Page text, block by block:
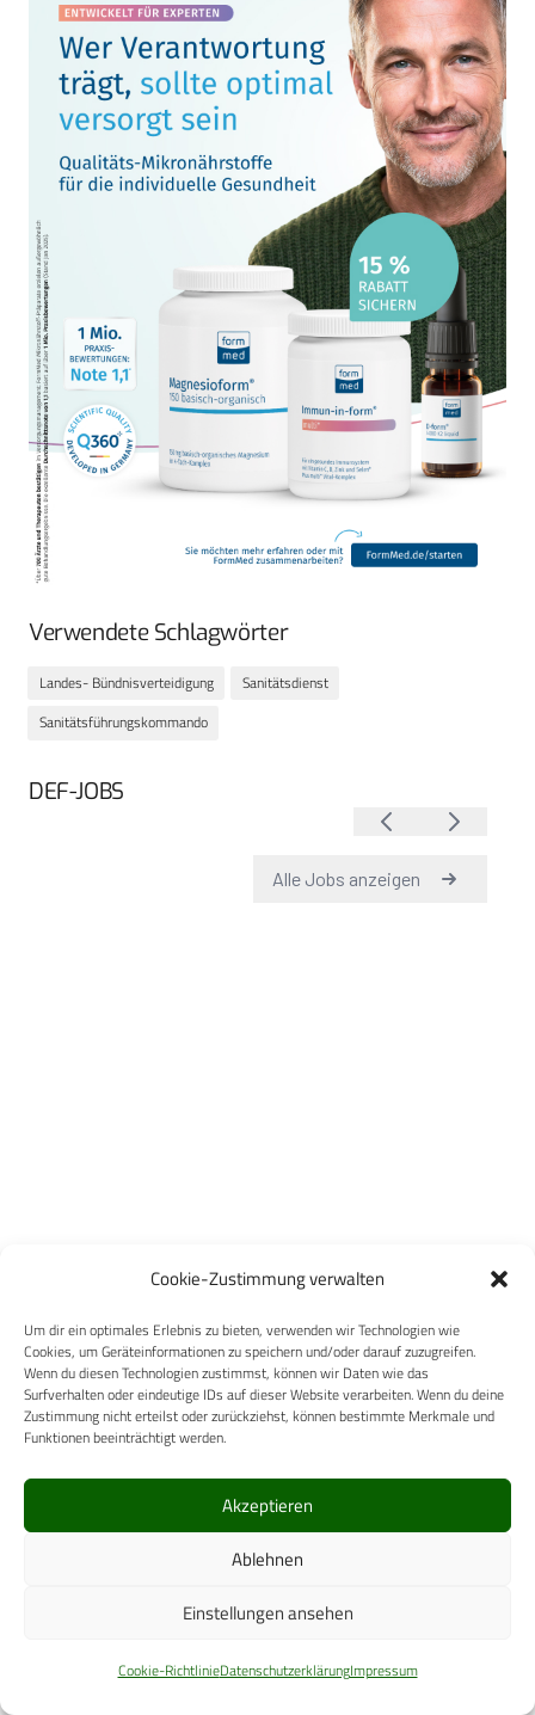
Cookie-Zustimmung verwalten
Um dir ein optimales Erlebnis zu bieten, verwenden wir Technologien wie
Cookies, um Geräteinformationen zu speichern und/oder darauf zuzugreifen.
Wenn du diesen Technologien zustimmst, können wir Daten wie das
Surfverhalten oder eindeutige IDs auf dieser Website verarbeiten. Wenn du deine
Zustimmung nicht erteilst oder zurückziehst, können bestimmte Merkmale und
Funktionen beeinträchtigt werden.
Akzeptieren
Ablehnen
Einstellungen ansehen
Cookie-RichtlinieDatenschutzerklärungImpressum
Verwendete Schlagwörter
Landes- Bündnisverteidigung
Sanitätsdienst
Sanitätsführungskommando
DEF-JOBS
Ähnliche Posts
Verteidigungsministerin besucht den Sanitätsdienst
in Berlin